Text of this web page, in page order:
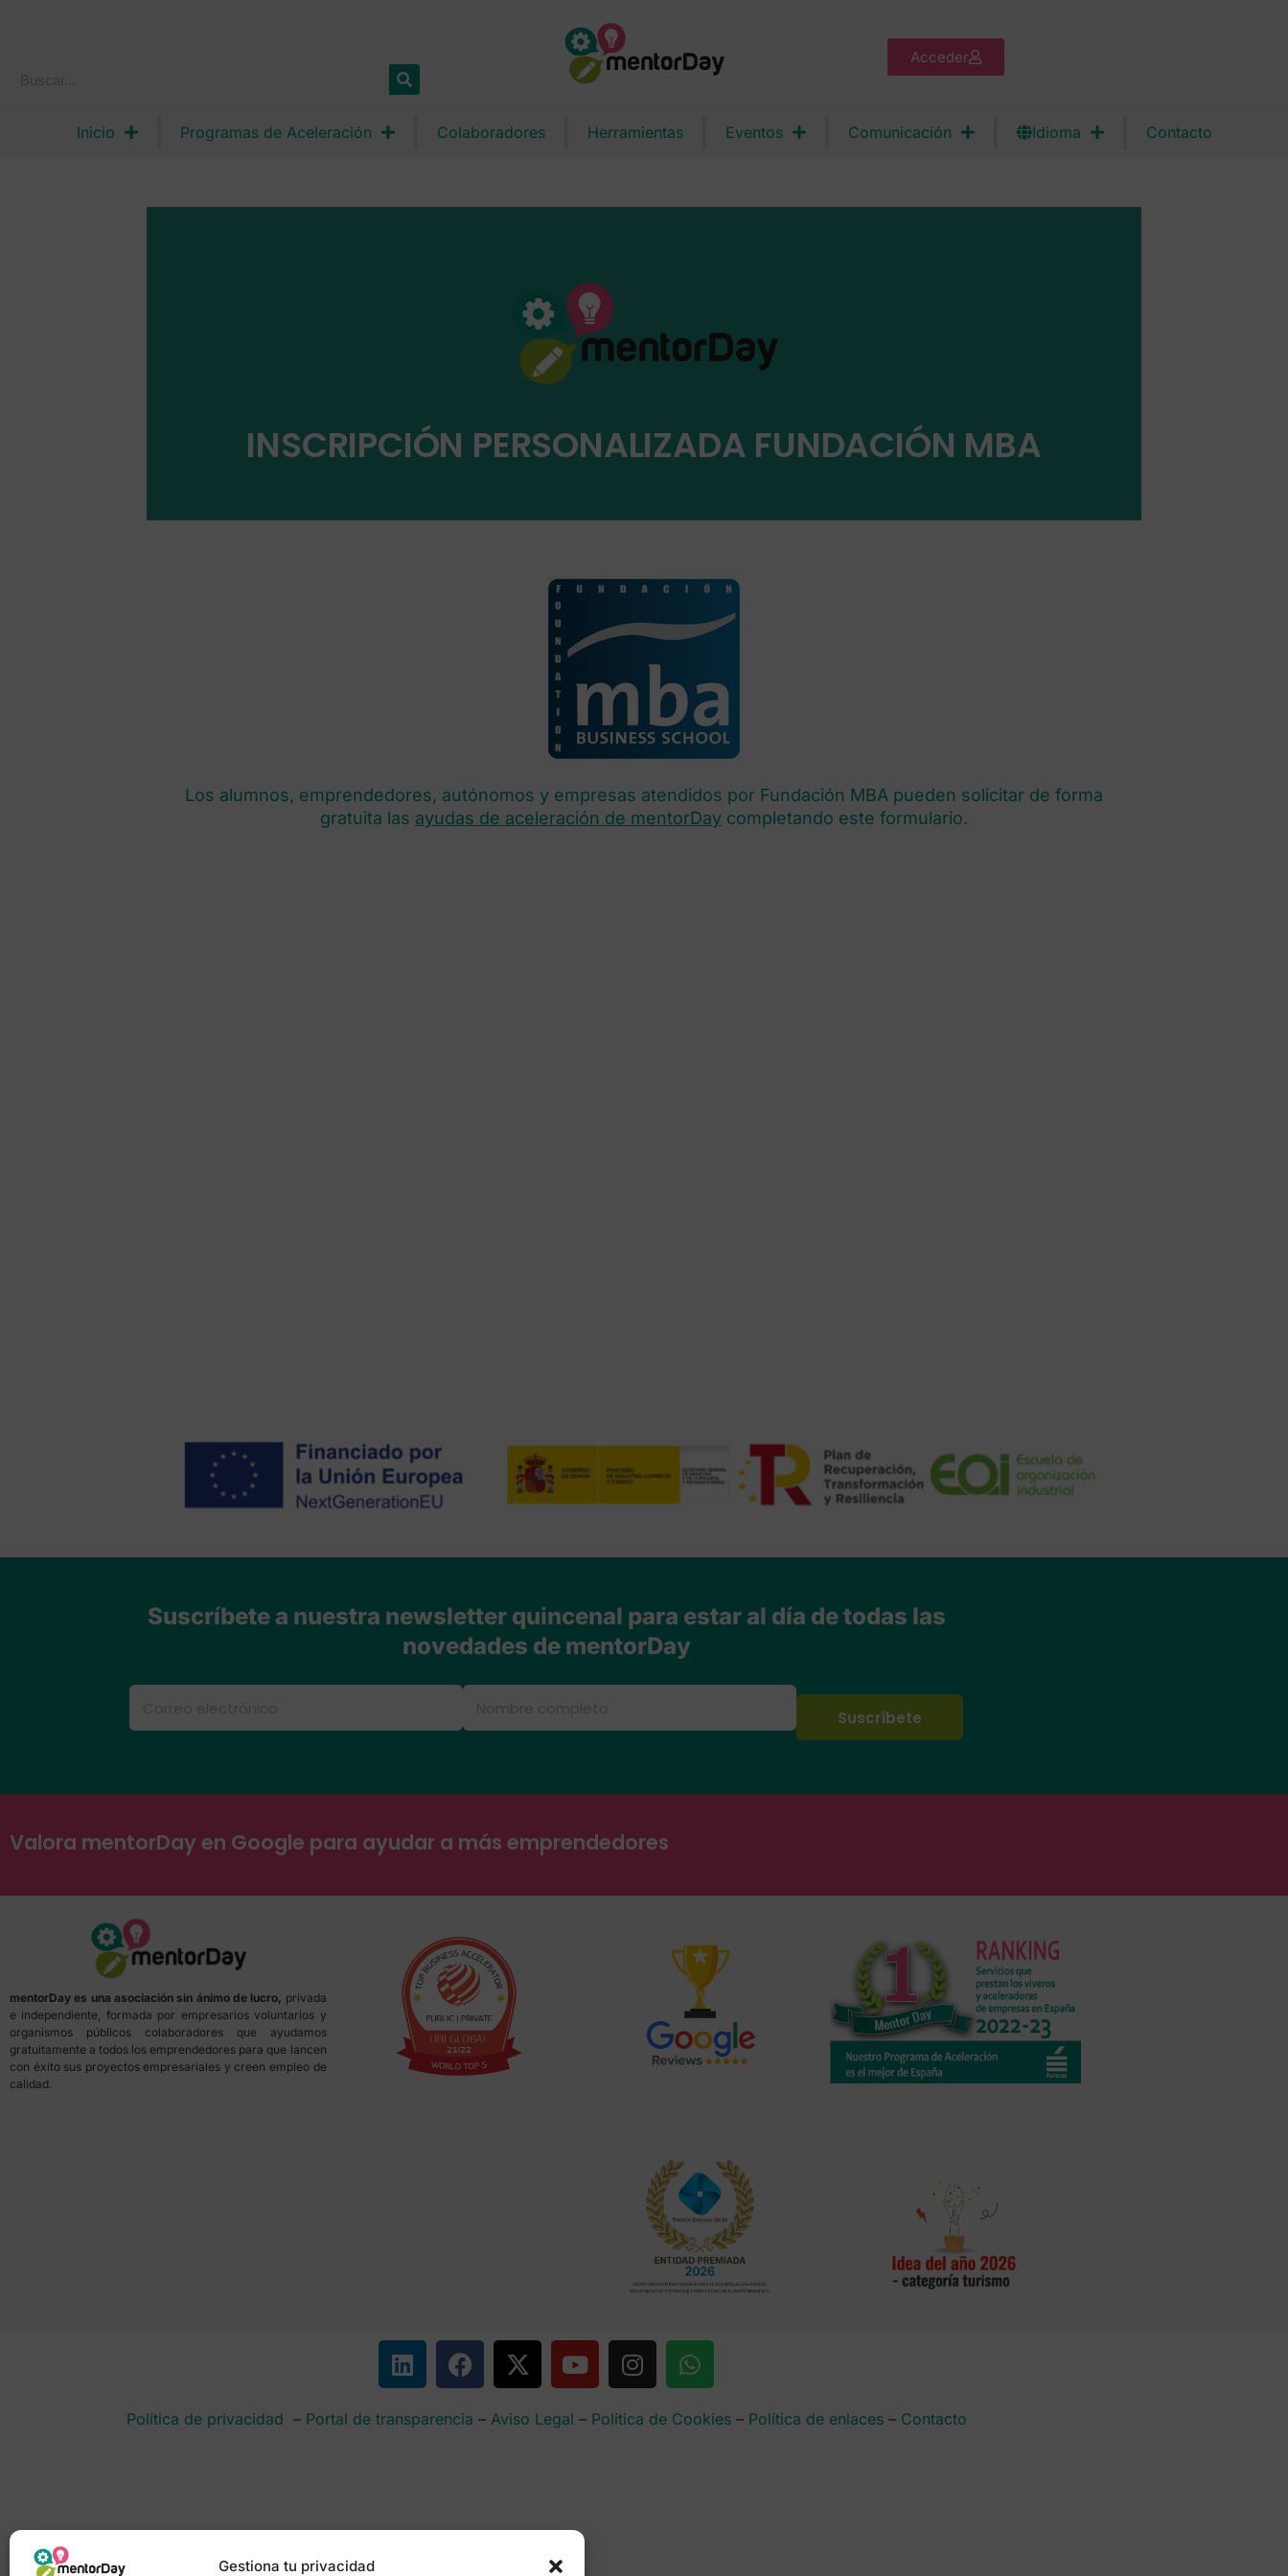
Gestiona tu privacidad
Acceder
Inicio Programas de Aceleración Colaboradores Herramientas Eventos Comunicación Idioma Contacto
INSCRIPCIÓN PERSONALIZADA FUNDACIÓN MBA
Los alumnos, emprendedores, autónomos y empresas atendidos por Fundación MBA pueden solicitar de forma
gratuita las ayudas de aceleración de mentorDaycompletando este formulario.
Suscríbete a nuestra newsletter quincenal para estar al día de todas las
novedades de mentorDay
Valora mentorDay en Google para ayudar a más emprendedores
mentorDay es una asociación sin ánimo de lucro, privada
e independiente, formada por empresarios voluntarios y
organismos públicos colaboradores que ayudamos
gratuitamente a todos los emprendedores para que lancen
con éxito sus proyectos empresariales y creen empleo de
calidad.
Política de privacidad – Portal de transparencia – Aviso Legal – Política de Cookies– Política de enlaces– Contacto